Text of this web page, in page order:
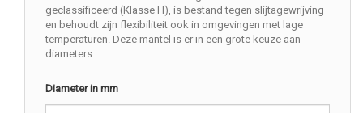
geclassificeerd (Klasse H), is bestand tegen slijtagewrijving
en behoudt zijn flexibiliteit ook in omgevingen met lage
temperaturen. Deze mantel is er in een grote keuze aan
diameters.
Diameter in mm